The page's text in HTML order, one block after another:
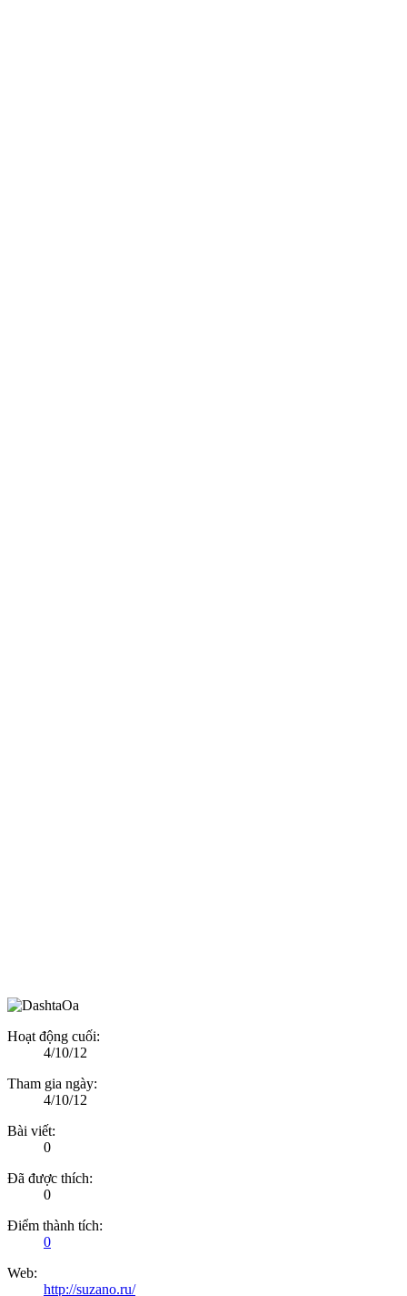
Hoạt động cuối:
4/10/12
Tham gia ngày:
4/10/12
Bài viết:
0
Đã được thích:
0
Điểm thành tích:
0
Web:
http://suzano.ru/